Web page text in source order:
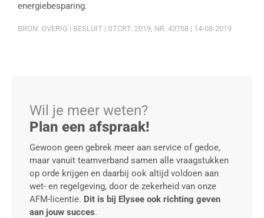
energiebesparing.
BRON: OVERIG | BESLUIT | STCRT. 2019, NR. 43758 | 14-08-2019
Wil je meer weten?
Plan een afspraak!
Gewoon geen gebrek meer aan service of gedoe,
maar vanuit teamverband samen alle vraagstukken
op orde krijgen en daarbij ook altijd voldoen aan
wet- en regelgeving, door de zekerheid van onze
AFM-licentie. Dit is bij Elysee ook richting geven
aan jouw succes.